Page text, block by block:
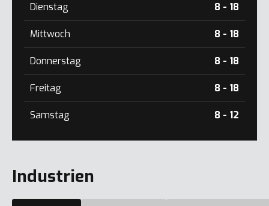
Dienstag 8 - 18
Mittwoch 8 - 18
Donnerstag 8 - 18
Freitag 8 - 18
Samstag 8 - 12
Industrien